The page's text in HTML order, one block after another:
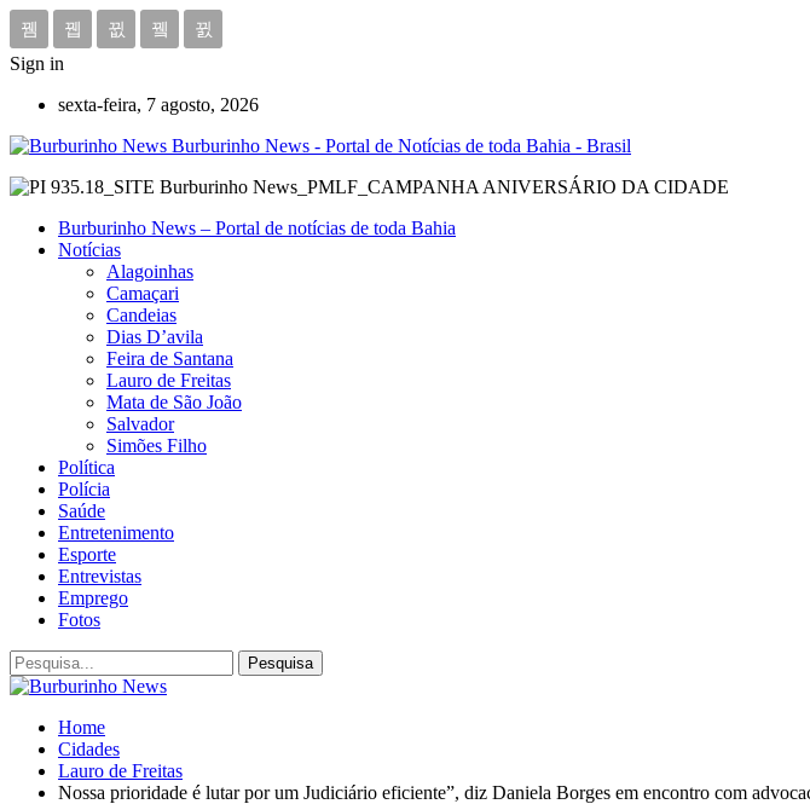
Sign in
sexta-feira, 7 agosto, 2026
Burburinho News - Portal de Notícias de toda Bahia - Brasil
Burburinho News – Portal de notícias de toda Bahia
Notícias
Alagoinhas
Camaçari
Candeias
Dias D’avila
Feira de Santana
Lauro de Freitas
Mata de São João
Salvador
Simões Filho
Política
Polícia
Saúde
Entretenimento
Esporte
Entrevistas
Emprego
Fotos
Home
Cidades
Lauro de Freitas
Nossa prioridade é lutar por um Judiciário eficiente”, diz Daniela Borges em encontro com